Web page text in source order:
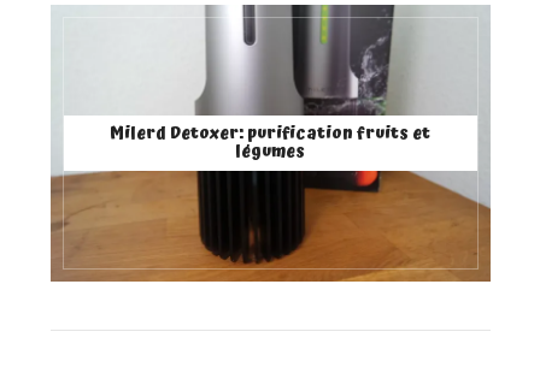
Milerd Detoxer: purification fruits et
légumes